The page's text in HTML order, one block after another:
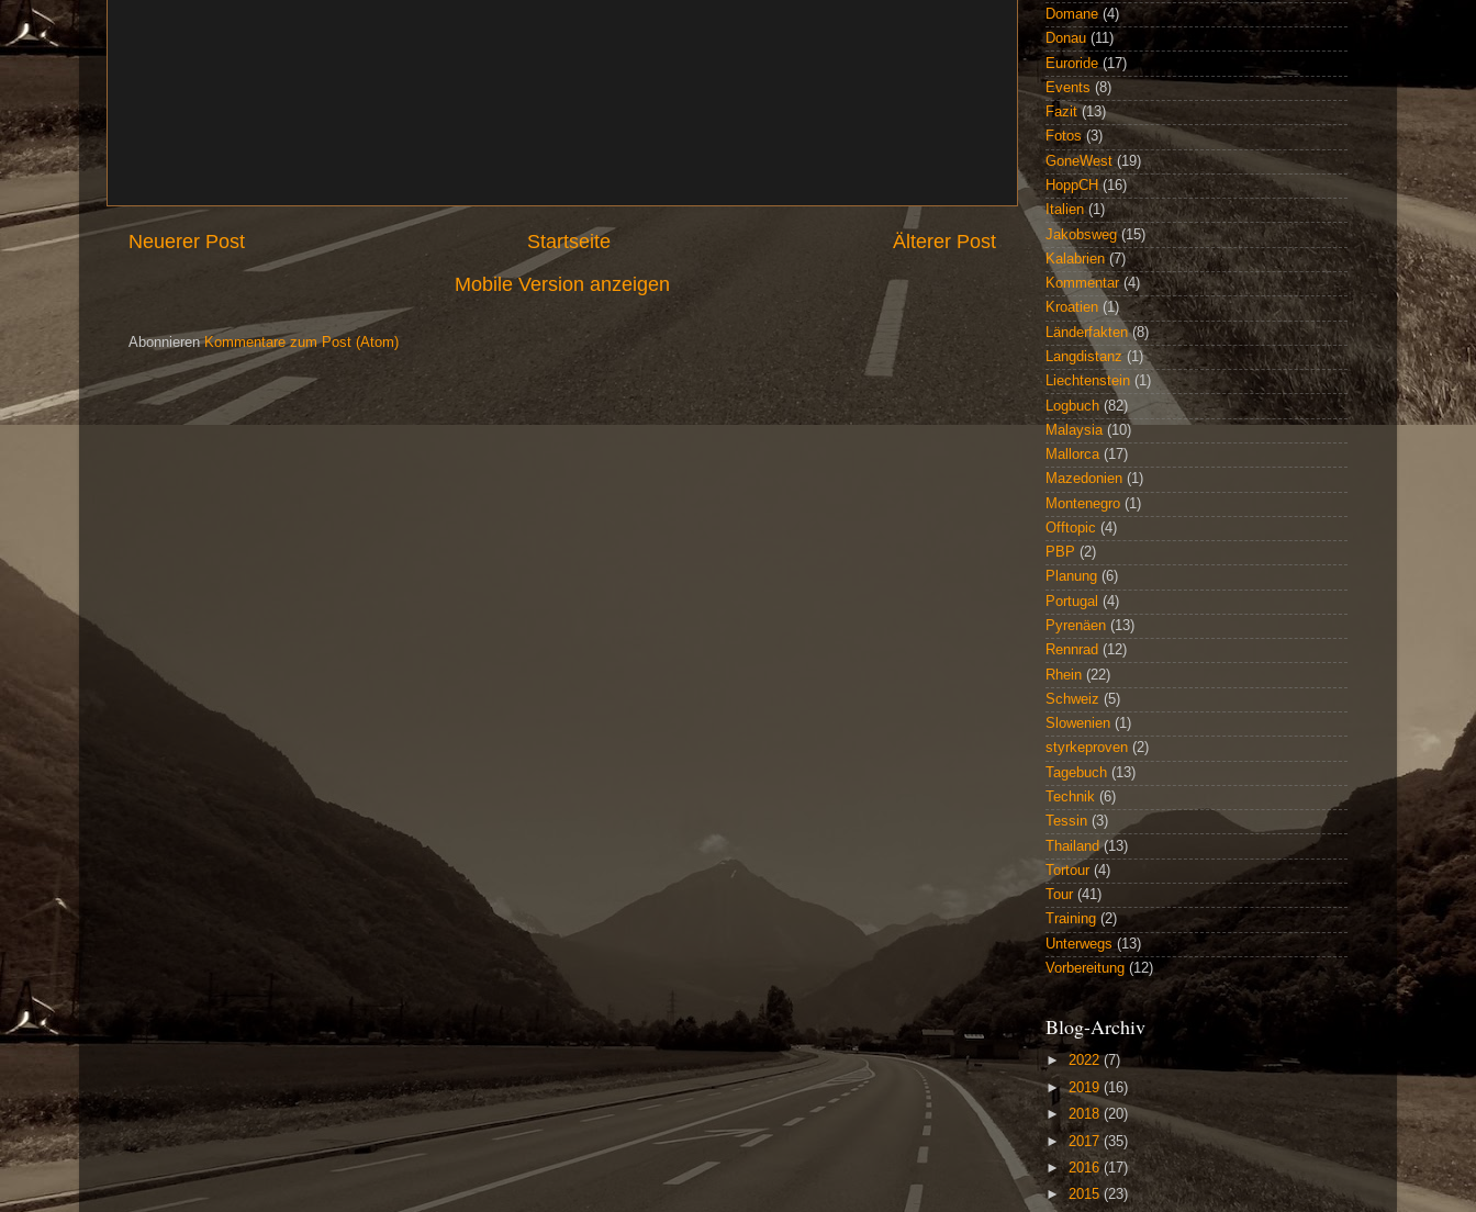
Neuerer Post Älterer Post
Startseite
Mobile Version anzeigen
AbonnierenKommentare zum Post (Atom)
Domane (4)
Donau (11)
Euroride (17)
Events (8)
Fazit (13)
Fotos (3)
GoneWest (19)
HoppCH (16)
Italien (1)
Jakobsweg (15)
Kalabrien (7)
Kommentar (4)
Kroatien (1)
Länderfakten (8)
Langdistanz (1)
Liechtenstein (1)
Logbuch (82)
Malaysia (10)
Mallorca (17)
Mazedonien (1)
Montenegro (1)
Offtopic (4)
PBP (2)
Planung (6)
Portugal (4)
Pyrenäen (13)
Rennrad (12)
Rhein (22)
Schweiz (5)
Slowenien (1)
styrkeproven (2)
Tagebuch (13)
Technik (6)
Tessin (3)
Thailand (13)
Tortour (4)
Tour (41)
Training (2)
Unterwegs (13)
Vorbereitung (12)
Blog-Archiv
► 2022 (7)
►2019 (16)
► 2018 (20)
►2017(35)
►2016(17)
► 2015(23)